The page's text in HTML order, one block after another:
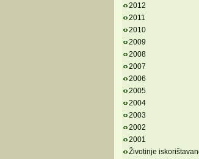
2012
2011
2010
2009
2008
2007
2006
2005
2004
2003
2002
2001
Životinje